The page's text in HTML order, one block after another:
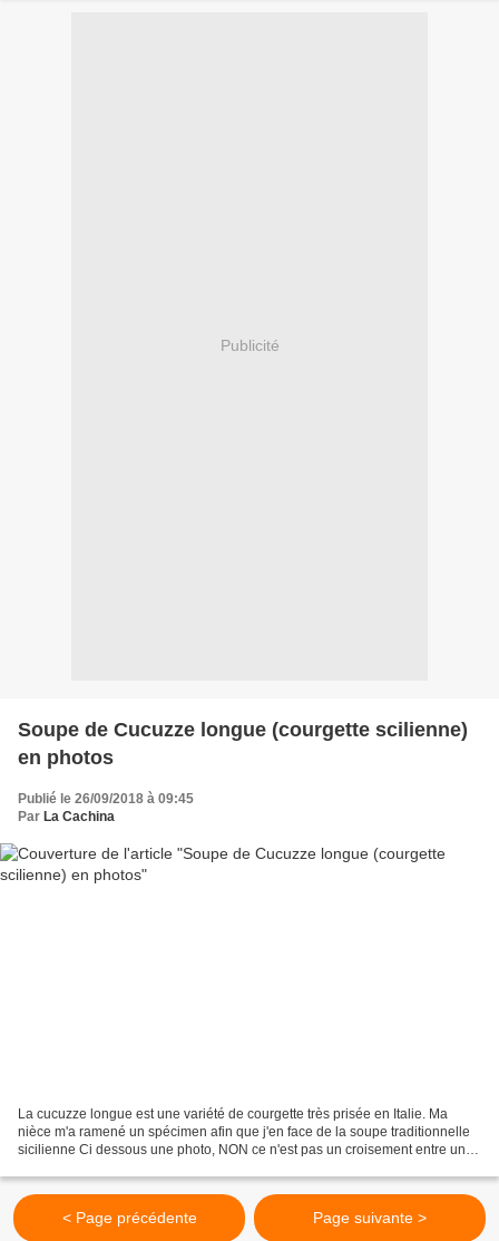
Publicité
Soupe de Cucuzze longue (courgette scilienne)
en photos
Publié le 26/09/2018 à 09:45
Par La Cachina
La cucuzze longue est une variété de courgette très prisée en Italie. Ma
nièce m'a ramené un spécimen afin que j'en face de la soupe traditionnelle
sicilienne Ci dessous une photo, NON ce n'est pas un croisement entre une
< Page précédente Page suivante >